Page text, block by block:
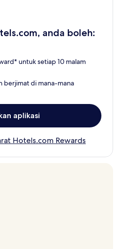
anda boleh:
untuk setiap 10 malam
berjimat di mana-mana
aplikasi
Hotels.com Rewards